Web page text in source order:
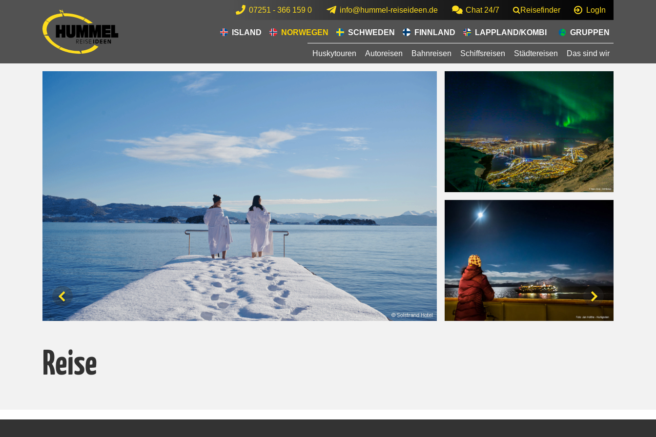
07251 - 366 159 0 info@hummel-reiseideen.de Chat 24/7 Reisefinder LogIn
ISLAND NORWEGEN SCHWEDEN FINNLAND LAPPLAND/KOMBI GRUPPEN
Huskytouren Autoreisen Bahnreisen Schiffsreisen Städtereisen Das sind wir
Reise